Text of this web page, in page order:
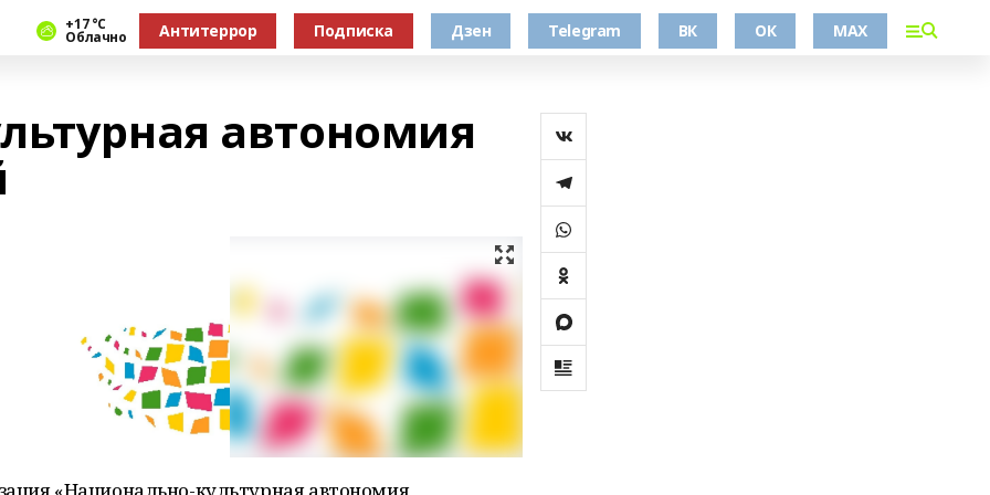
+17 °С
Облачно Антитеррор Подписка Дзен Telegram ВК ОК MAX
автономия